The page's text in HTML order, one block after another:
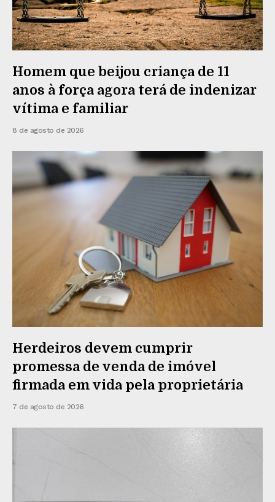
Homem que beijou criança de 11
anos à força agora terá de indenizar
vítima e familiar
8 de agosto de 2026
Herdeiros devem cumprir
promessa de venda de imóvel
firmada em vida pela proprietária
7 de agosto de 2026